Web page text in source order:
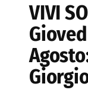
VIVI